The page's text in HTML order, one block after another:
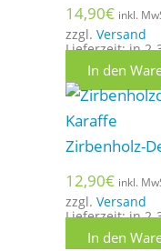
14,90€ inkl.
zzgl. Versand
Lieferzeit: in 2-
In den
Zirbenholz-
12,90€ inkl.
zzgl. Versand
Lieferzeit: in 2-
In den